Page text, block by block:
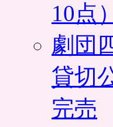
10点
劇団
貸切
完売